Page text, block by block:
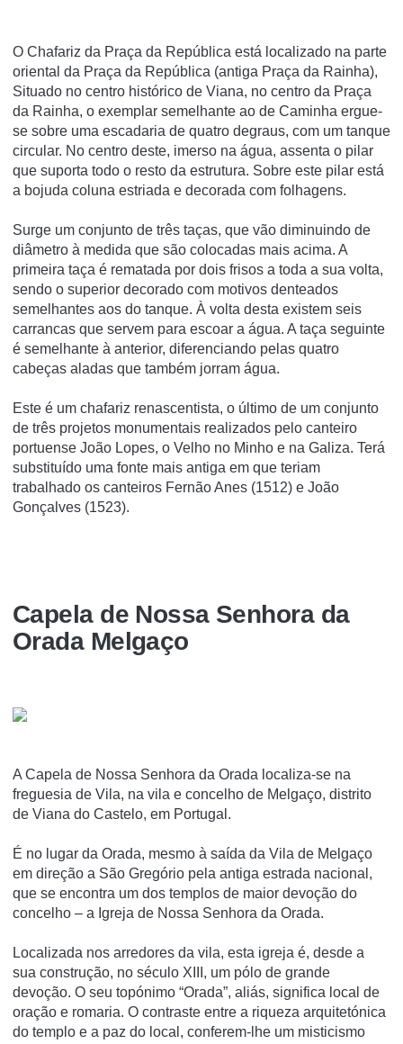
O Chafariz da Praça da República está localizado na parte
oriental da Praça da República (antiga Praça da Rainha),
Situado no centro histórico de Viana, no centro da Praça
da Rainha, o exemplar semelhante ao de Caminha ergue-
se sobre uma escadaria de quatro degraus, com um tanque
circular. No centro deste, imerso na água, assenta o pilar
que suporta todo o resto da estrutura. Sobre este pilar está
a bojuda coluna estriada e decorada com folhagens.
Surge um conjunto de três taças, que vão diminuindo de
diâmetro à medida que são colocadas mais acima. A
primeira taça é rematada por dois frisos a toda a sua volta,
sendo o superior decorado com motivos denteados
semelhantes aos do tanque. À volta desta existem seis
carrancas que servem para escoar a água. A taça seguinte
é semelhante à anterior, diferenciando pelas quatro
cabeças aladas que também jorram água.
Este é um chafariz renascentista, o último de um conjunto
de três projetos monumentais realizados pelo canteiro
portuense João Lopes, o Velho no Minho e na Galiza. Terá
substituí­do uma fonte mais antiga em que teriam
trabalhado os canteiros Fernão Anes (1512) e João
Gonçalves (1523).
Capela de Nossa Senhora da
Orada Melgaço
A Capela de Nossa Senhora da Orada localiza-se na
freguesia de Vila, na vila e concelho de Melgaço, distrito
de Viana do Castelo, em Portugal.
É no lugar da Orada, mesmo à saída da Vila de Melgaço
em direção a São Gregório pela antiga estrada nacional,
que se encontra um dos templos de maior devoção do
concelho – a Igreja de Nossa Senhora da Orada.
Localizada nos arredores da vila, esta igreja é, desde a
sua construção, no século XIII, um pólo de grande
devoção. O seu topónimo “Orada”, aliás, significa local de
oração e romaria. O contraste entre a riqueza arquitetónica
do templo e a paz do local, conferem-lhe um misticismo